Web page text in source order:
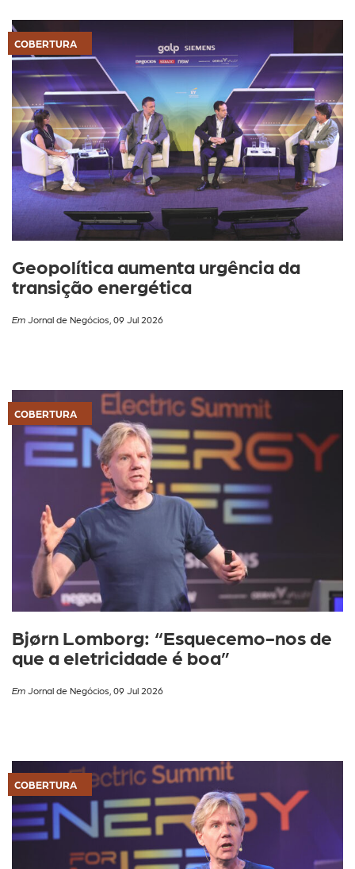
COBERTURA
Geopolítica aumenta urgência da
transição energética
EmJornal de Negócios, 09 Jul 2026
COBERTURA
Bjørn Lomborg: “Esquecemo-nos de
que a eletricidade é boa”
EmJornal de Negócios, 09 Jul 2026
COBERTURA